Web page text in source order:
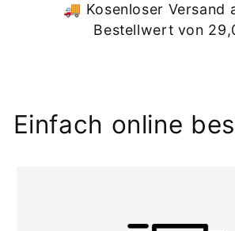
a
🚚 Kosenloser Versand
Bestellwert von
Einfach online